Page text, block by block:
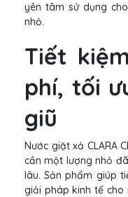
yên tâm sử dụng
nhỏ.
Tiết
phí, tối
giũ
Nước giặt xả CLARA
cần một lượng nhỏ
lâu. Sản phẩm giúp
giải pháp kinh tế cho